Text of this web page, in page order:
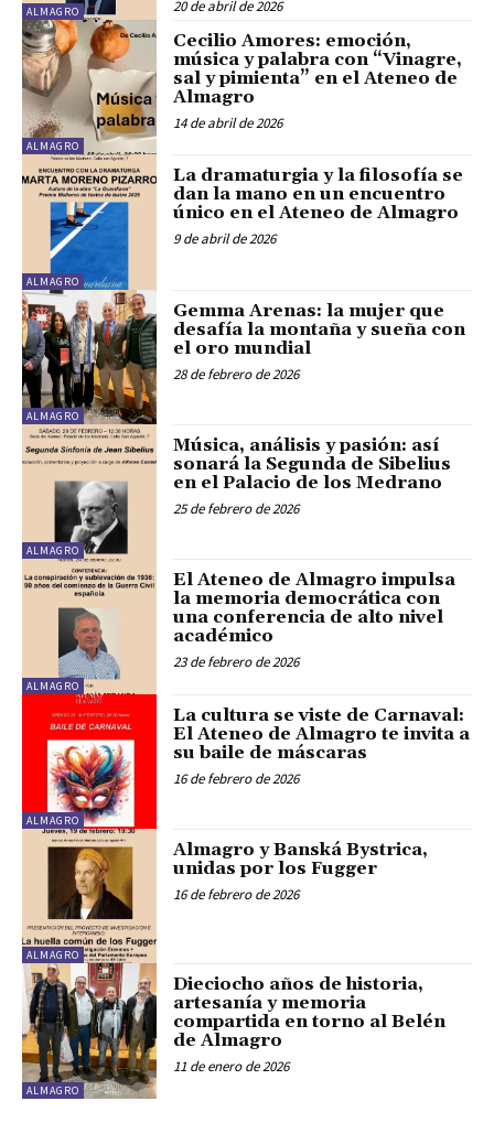
ALMAGRO 20 de abril de 2026
ALMAGRO
Cecilio Amores: emoción,
música y palabra con “Vinagre,
sal y pimienta” en el Ateneo de
Almagro
14 de abril de 2026
ALMAGRO
La dramaturgia y la filosofía se
dan la mano en un encuentro
único en el Ateneo de Almagro
9 de abril de 2026
ALMAGRO
Gemma Arenas: la mujer que
desafía la montaña y sueña con
el oro mundial
28 de febrero de 2026
ALMAGRO
Música, análisis y pasión: así
sonará la Segunda de Sibelius
en el Palacio de los Medrano
25 de febrero de 2026
ALMAGRO
El Ateneo de Almagro impulsa
la memoria democrática con
una conferencia de alto nivel
académico
23 de febrero de 2026
ALMAGRO
La cultura se viste de Carnaval:
El Ateneo de Almagro te invita a
su baile de máscaras
16 de febrero de 2026
ALMAGRO
Almagro y Banská Bystrica,
unidas por los Fugger
16 de febrero de 2026
ALMAGRO
Dieciocho años de historia,
artesanía y memoria
compartida en torno al Belén
de Almagro
11 de enero de 2026